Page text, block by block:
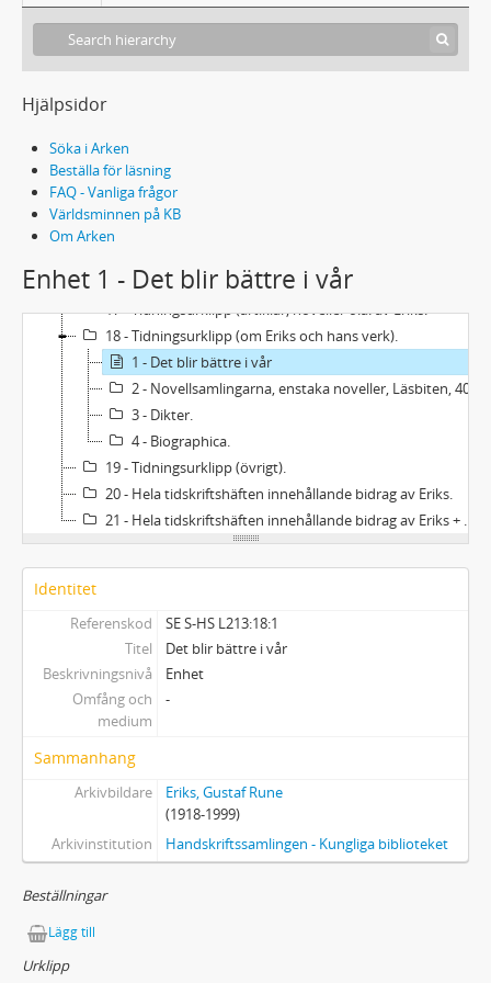
Hjälpsidor
Söka i Arken
Beställa för läsning
FAQ - Vanliga frågor
Världsminnen på KB
Om Arken
Enhet 1 - Det blir bättre i vår
Manuskript: Enstaka noveller.
Manuskript: Dikter.
Manuskript: Artiklar och recensioner.
9 - Manuskript: Den blå rosen (sagospel).
11 - Manuskript: Kortfilmstext (Ungdom på söder).
12 - Manuskript: Översättningar.
13 - Manuskript av andra.
14 - Biographica.
16 - Boksamlingen (köp och försäljningar 1971-1994).
17 - Tidningsurklipp (artiklar, noveller o.a. av Eriks.
18 - Tidningsurklipp (om Eriks och hans verk).
1 - Det blir bättre i vår
2 - Novellsamlingarna, enstaka noveller, Läsbiten, 40-tal m.m.
3 - Dikter.
4 - Biographica.
19 - Tidningsurklipp (övrigt).
20 - Hela tidskriftshäften innehållande bidrag av Eriks.
21 - Hela tidskriftshäften innehållande bidrag av Eriks + 1 pärm med inklistrade klipp 1941-1943.
Identitet
Referenskod
SE S-HS L213:18:1
Titel
Det blir bättre i vår
Beskrivningsnivå
Enhet
Omfång och
medium
-
Sammanhang
Arkivbildare
Eriks, Gustaf Rune
(1918-1999)
Arkivinstitution
Handskriftssamlingen - Kungliga biblioteket
Beställningar
Lägg till
Urklipp